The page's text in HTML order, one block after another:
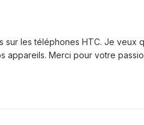
les téléphones HTC. Je veux
Merci pour votre